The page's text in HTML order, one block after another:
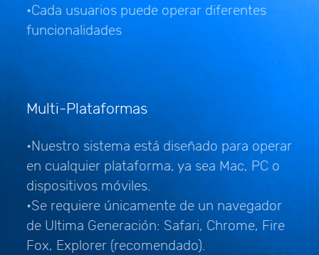
•Cada usuarios puede operar diferentes
funcionalidades
Multi-Plataformas
•Nuestro sistema está diseñado para operar
en cualquier plataforma, ya sea Mac, PC o
dispositivos móviles.
•Se requiere únicamente de un navegador
de Ultima Generación: Safari, Chrome, Fire
Fox, Explorer (recomendado).